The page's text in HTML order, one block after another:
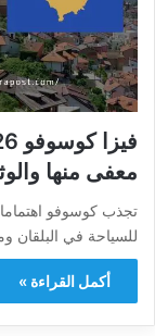
معفى منها
تجذب كوسوفو
للسياحة في البلقان
أكمل القراءة »